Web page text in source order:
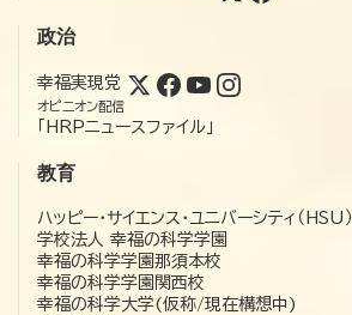
政治
幸福実現党
オピニオン配信
「HRPニュースファイル」
教育
ハッピー・サイエンス・ユニバーシティ（HSU）
学校法人 幸福の科学学園
幸福の科学学園那須本校
幸福の科学学園関西校
幸福の科学大学(仮称/現在構想中)